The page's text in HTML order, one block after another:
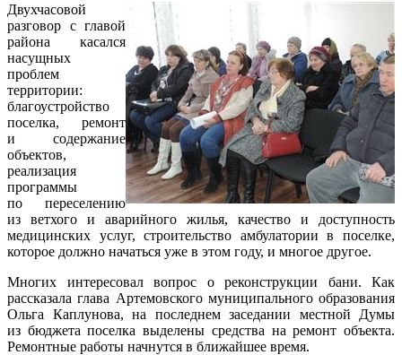
Двухчасовой
разговор с главой
района касался
насущных
проблем
территории:
благоустройство
поселка, ремонт
и содержание
объектов,
реализация
программы
по переселению
из ветхого и аварийного жилья, качество и доступность
медицинских услуг, строительство амбулатории в поселке,
которое должно начаться уже в этом году, и многое другое.
Многих интересовал вопрос о реконструкции бани. Как
рассказала глава Артемовского муниципального образования
Ольга Каплунова, на последнем заседании местной Думы
из бюджета поселка выделены средства на ремонт объекта.
Ремонтные работы начнутся в ближайшее время.